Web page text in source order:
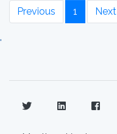
Previous 1 Next
'